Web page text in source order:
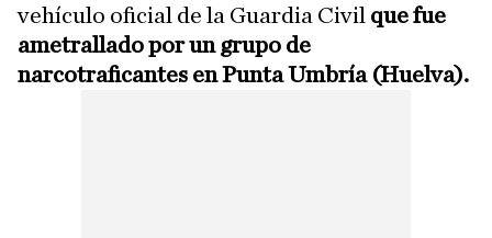
vehículo oficial de la Guardia Civil que fue
ametrallado por un grupo de
narcotraficantes en Punta Umbría (Huelva).